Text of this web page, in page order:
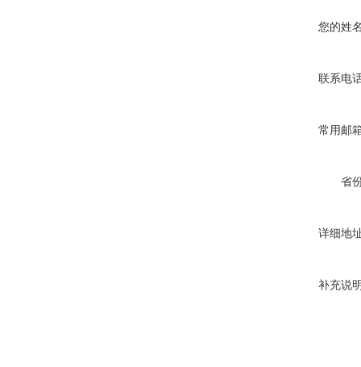
您的姓
联系电
常用邮
省
详细地
补充说